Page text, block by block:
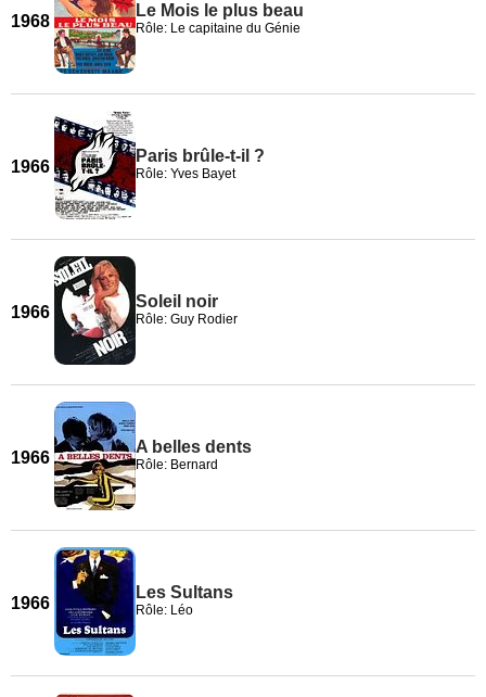
1968
Le Mois le plus beau
Rôle: Le capitaine du Génie
1966
Paris brûle-t-il ?
Rôle: Yves Bayet
1966
Soleil noir
Rôle: Guy Rodier
1966
A belles dents
Rôle: Bernard
1966
Les Sultans
Rôle: Léo